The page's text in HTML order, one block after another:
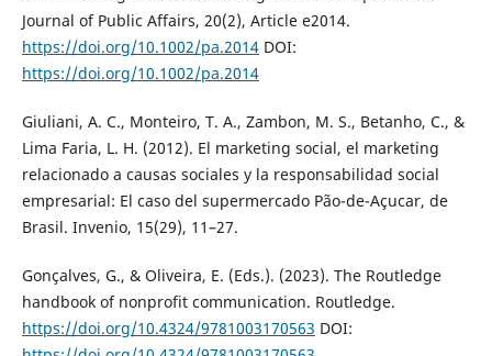
Journal of Public Affairs, 20(2), Article e2014.
https://doi.org/10.1002/pa.2014DOI:
https://doi.org/10.1002/pa.2014
Giuliani, A. C., Monteiro, T. A., Zambon, M. S., Betanho, C., &
Lima Faria, L. H. (2012). El marketing social, el marketing
relacionado a causas sociales y la responsabilidad social
empresarial: El caso del supermercado Pão-de-Açucar, de
Brasil. Invenio, 15(29), 11–27.
Gonçalves, G., & Oliveira, E. (Eds.). (2023). The Routledge
handbook of nonprofit communication. Routledge.
https://doi.org/10.4324/9781003170563 DOI: